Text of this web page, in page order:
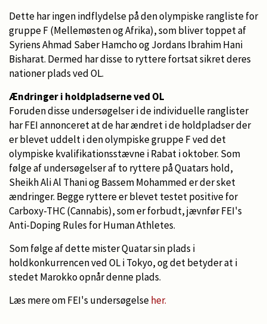
Dette har ingen indflydelse på den olympiske rangliste for
gruppe F (Mellemøsten og Afrika), som bliver toppet af
Syriens Ahmad Saber Hamcho og Jordans Ibrahim Hani
Bisharat. Dermed har disse to ryttere fortsat sikret deres
nationer plads ved OL.
Ændringer i holdpladserne ved OL
Foruden disse undersøgelser i de individuelle ranglister
har FEI annonceret at de har ændret i de holdpladser der
er blevet uddelt i den olympiske gruppe F ved det
olympiske kvalifikationsstævne i Rabat i oktober. Som
følge af undersøgelser af to ryttere på Quatars hold,
Sheikh Ali Al Thani og Bassem Mohammed er der sket
ændringer. Begge ryttere er blevet testet positive for
Carboxy-THC (Cannabis), som er forbudt, jævnfør FEI's
Anti-Doping Rules for Human Athletes.
Som følge af dette mister Quatar sin plads i
holdkonkurrencen ved OL i Tokyo, og det betyder at i
stedet Marokko opnår denne plads.
Læs mere om FEI's undersøgelseher.